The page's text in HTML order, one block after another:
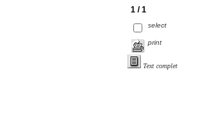
1 / 1
select
print
Text complet